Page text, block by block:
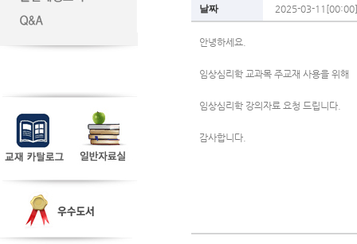
날짜 2025-03-11[00:00]
안녕하세요.
임상심리학 교과목 주교재 사용을 위해
임상심리학 강의자료 요청 드립니다.
감사합니다.